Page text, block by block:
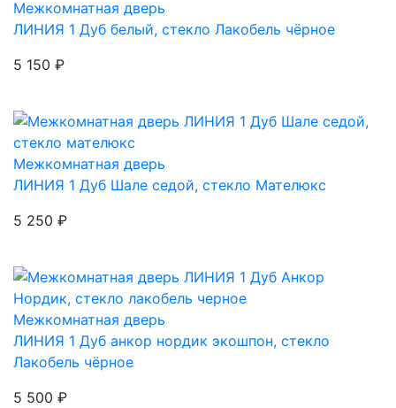
Межкомнатная дверь
ЛИНИЯ 1 Дуб белый, стекло Лакобель чёрное
5 150 ₽
Межкомнатная дверь
ЛИНИЯ 1 Дуб Шале седой, стекло Мателюкс
5 250 ₽
Межкомнатная дверь
ЛИНИЯ 1 Дуб анкор нордик экошпон, стекло
Лакобель чёрное
5 500 ₽